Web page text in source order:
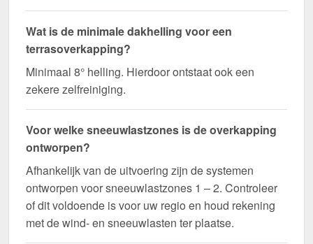
Wat is de minimale dakhelling voor een
terrasoverkapping?
Minimaal 8° helling. Hierdoor ontstaat ook een
zekere zelfreiniging.
Voor welke sneeuwlastzones is de overkapping
ontworpen?
Afhankelijk van de uitvoering zijn de systemen
ontworpen voor sneeuwlastzones 1 – 2. Controleer
of dit voldoende is voor uw regio en houd rekening
met de wind- en sneeuwlasten ter plaatse.